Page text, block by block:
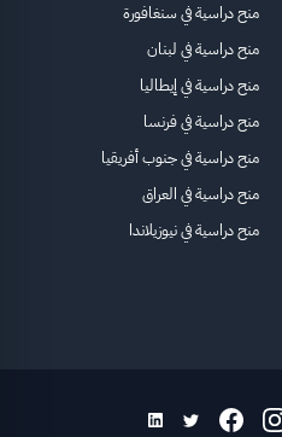
منح دراسية في سنغافورة
منح دراسية في لبنان
منح دراسية في إيطاليا
منح دراسية في فرنسا
منح دراسية في جنوب أفريقيا
منح دراسية في العراق
منح دراسية في نيوزيلاندا